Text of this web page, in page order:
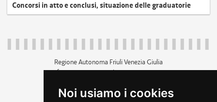
Noi usiamo i cookies
Concorsi in atto e conclusi, situazione delle graduatorie
Regione Autonoma Friuli Venezia Giulia
c.f. 80014930327; p.iva 00526040324
+39 040 3771111